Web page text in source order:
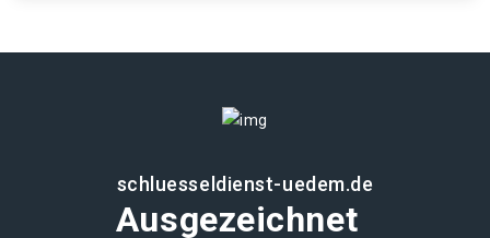
schluesseldienst-uedem.de
Ausgezeichnet